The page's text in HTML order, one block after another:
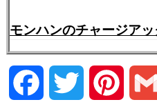
モンハンのチャージア
Facebook Twitter